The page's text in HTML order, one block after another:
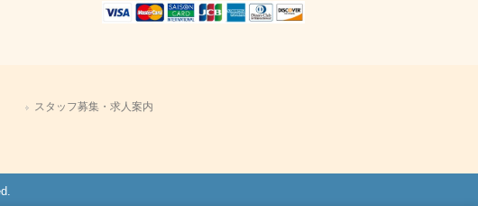
スタッフ募集・求人案内